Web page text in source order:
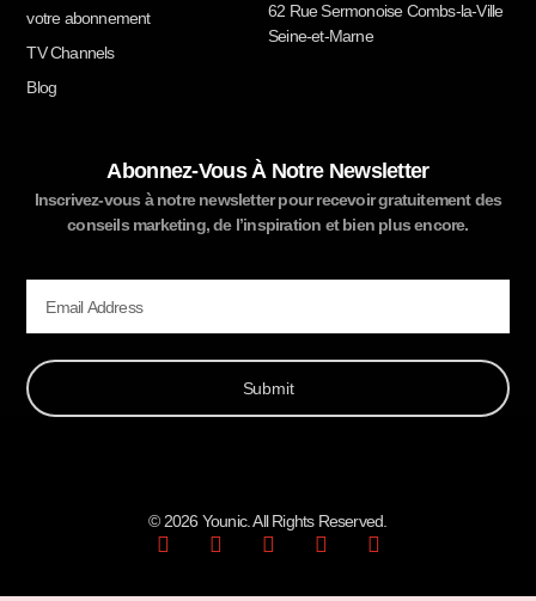
votre abonnement
TV Channels
Blog
62 Rue Sermonoise Combs-la-Ville
Seine-et-Marne
Abonnez-Vous À Notre Newsletter
Inscrivez-vous à notre newsletter pour recevoir gratuitement des
conseils marketing, de l’inspiration et bien plus encore.
Submit
© 2026 Younic. All Rights Reserved.
F
T
L
I
D